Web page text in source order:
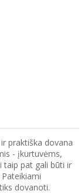
praktiška dovana
- įkurtuvėms,
taip pat gali būti ir
dovanoti.